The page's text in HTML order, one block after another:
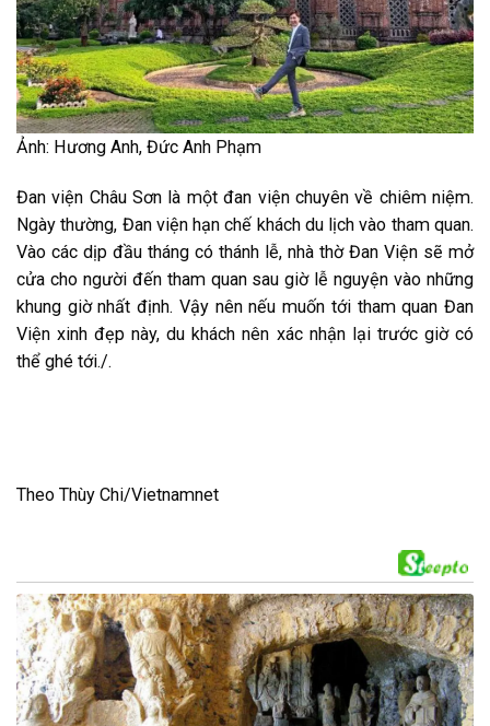
Ảnh: Hương Anh, Đức Anh Phạm
Đan viện Châu Sơn là một đan viện chuyên về chiêm niệm.
Ngày thường, Đan viện hạn chế khách du lịch vào tham quan.
Vào các dịp đầu tháng có thánh lễ, nhà thờ Đan Viện sẽ mở
cửa cho người đến tham quan sau giờ lễ nguyện vào những
khung giờ nhất định. Vậy nên nếu muốn tới tham quan Đan
Viện xinh đẹp này, du khách nên xác nhận lại trước giờ có
thể ghé tới./.
Theo Thùy Chi/Vietnamnet